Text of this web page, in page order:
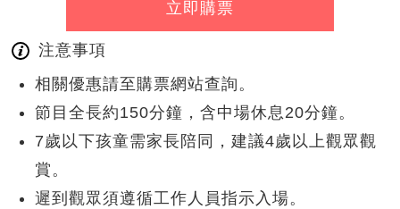
立即購票
注意事項
相關優惠請至購票網站查詢。
節目全長約150分鐘，含中場休息20分鐘。
7歲以下孩童需家長陪同，建議4歲以上觀眾觀
賞。
遲到觀眾須遵循工作人員指示入場。